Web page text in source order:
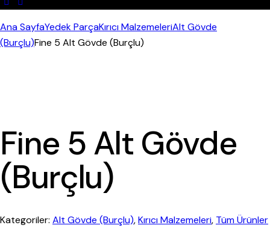
Ana SayfaYedek ParçaKırıcı MalzemeleriAlt Gövde
(Burçlu)Fine 5 Alt Gövde (Burçlu)
Fine 5 Alt Gövde
(Burçlu)
Kategoriler: Alt Gövde (Burçlu),Kırıcı Malzemeleri, Tüm Ürünler